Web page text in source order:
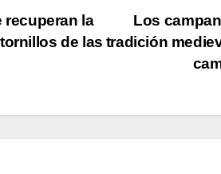
Los
tradición
recuperan la
de las